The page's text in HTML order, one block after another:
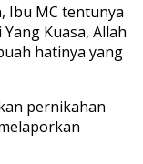
Ibu MC tentunya
Kuasa, Allah
hatinya yang
pernikahan